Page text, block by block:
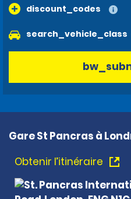
discount_codes
search_vehicle_class
Gare St Pancras à
Obtenir l’itinéraire